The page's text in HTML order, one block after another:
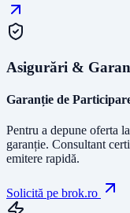
Asigurări &
Garanție de
Pentru a depune oferta
garanție. Consultant
emitere rapidă.
Solicită pe brok.ro